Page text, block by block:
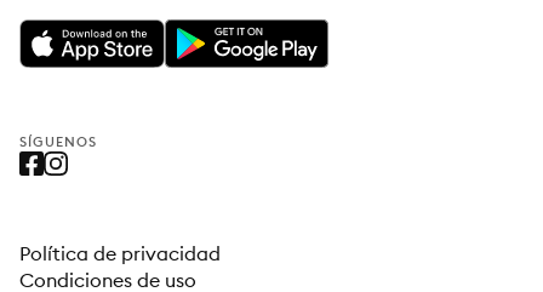
SÍGUENOS
Política de privacidad
Condiciones de uso